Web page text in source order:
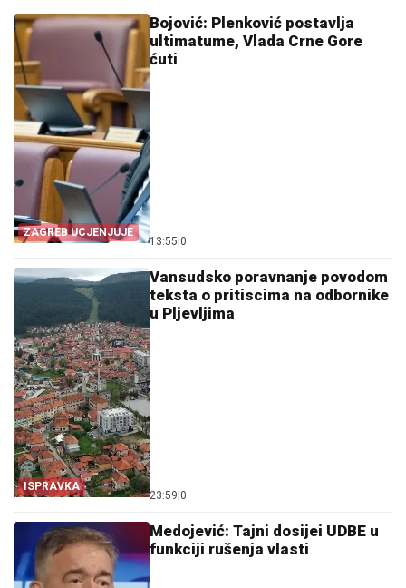
ZAGREB UCJENJUJE
Bojović: Plenković postavlja
ultimatume, Vlada Crne Gore
ćuti
13:55 0
ISPRAVKA
Vansudsko poravnanje povodom
teksta o pritiscima na odbornike
u Pljevljima
23:59 0
Medojević: Tajni dosijei UDBE u
funkciji rušenja vlasti